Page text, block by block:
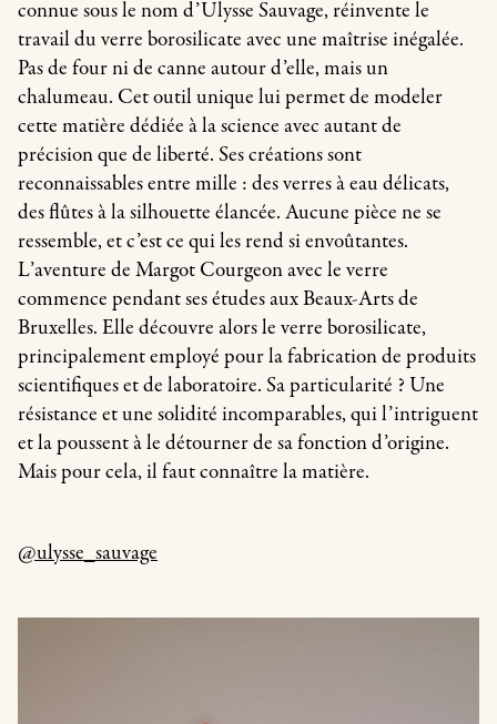
connue sous le nom d’Ulysse Sauvage, réinvente le
travail du verre borosilicate avec une maîtrise inégalée.
Pas de four ni de canne autour d’elle, mais un
chalumeau. Cet outil unique lui permet de modeler
cette matière dédiée à la science avec autant de
précision que de liberté. Ses créations sont
reconnaissables entre mille : des verres à eau délicats,
des flûtes à la silhouette élancée. Aucune pièce ne se
ressemble, et c’est ce qui les rend si envoûtantes.
L’aventure de Margot Courgeon avec le verre
commence pendant ses études aux Beaux-Arts de
Bruxelles. Elle découvre alors le verre borosilicate,
principalement employé pour la fabrication de produits
scientifiques et de laboratoire. Sa particularité ? Une
résistance et une solidité incomparables, qui l’intriguent
et la poussent à le détourner de sa fonction d’origine.
Mais pour cela, il faut connaître la matière.
@ulysse_sauvage